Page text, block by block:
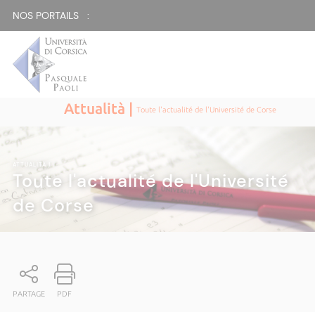
NOS PORTAILS :
Attualità |Toute l'actualité de l'Université de Corse
ATTUALITÀ|
Toute l'actualité de l'Université
de Corse
PARTAGE PDF